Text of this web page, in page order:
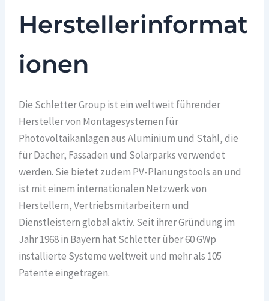
Herstellerinformat
ionen
Die Schletter Group ist ein weltweit führender
Hersteller von Montagesystemen für
Photovoltaikanlagen aus Aluminium und Stahl, die
für Dächer, Fassaden und Solarparks verwendet
werden. Sie bietet zudem PV-Planungstools an und
ist mit einem internationalen Netzwerk von
Herstellern, Vertriebsmitarbeitern und
Dienstleistern global aktiv. Seit ihrer Gründung im
Jahr 1968 in Bayern hat Schletter über 60 GWp
installierte Systeme weltweit und mehr als 105
Patente eingetragen.